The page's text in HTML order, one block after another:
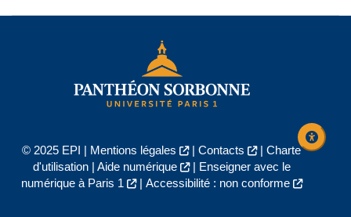
© 2025 EPI | Mentions légales | Contacts | Charte
d'utilisation| Aide numérique |
Enseigner avec le
numérique à Paris 1
| Accessibilité : non conforme